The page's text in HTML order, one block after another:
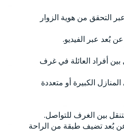
التحقق من هوية الزوار
بُعد عبر الفيديو.
أفراد العائلة في غرف
الكبيرة أو متعددة
بين الغرف للتواصل.
عن بُعد تضيف طبقة من الراحة